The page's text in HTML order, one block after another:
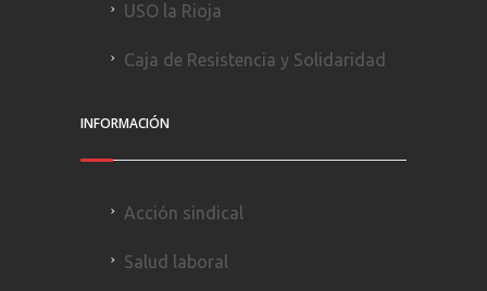
USO la Rioja
Caja de Resistencia y Solidaridad
INFORMACIÓN
Acción sindical
Salud laboral